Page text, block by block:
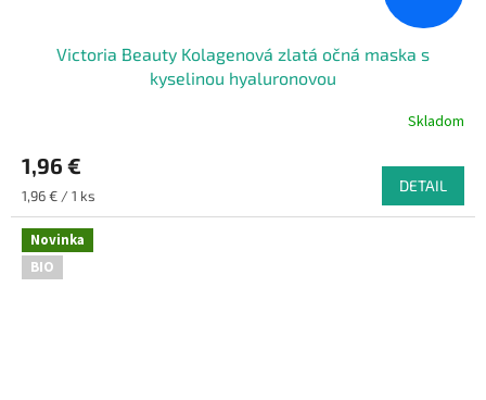
Victoria Beauty Kolagenová zlatá očná maska s
kyselinou hyaluronovou
Skladom
1,96 €
Jednotková
cena:
1,96 € / 1 ks
DETAIL
Novinka
BIO